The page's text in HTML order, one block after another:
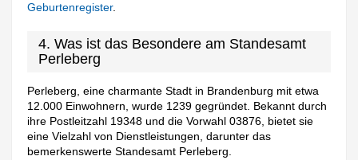
Geburtenregister.
4. Was ist das Besondere am Standesamt
Perleberg
Perleberg, eine charmante Stadt in Brandenburg mit etwa
12.000 Einwohnern, wurde 1239 gegründet. Bekannt durch
ihre Postleitzahl 19348 und die Vorwahl 03876, bietet sie
eine Vielzahl von Dienstleistungen, darunter das
bemerkenswerte Standesamt Perleberg.